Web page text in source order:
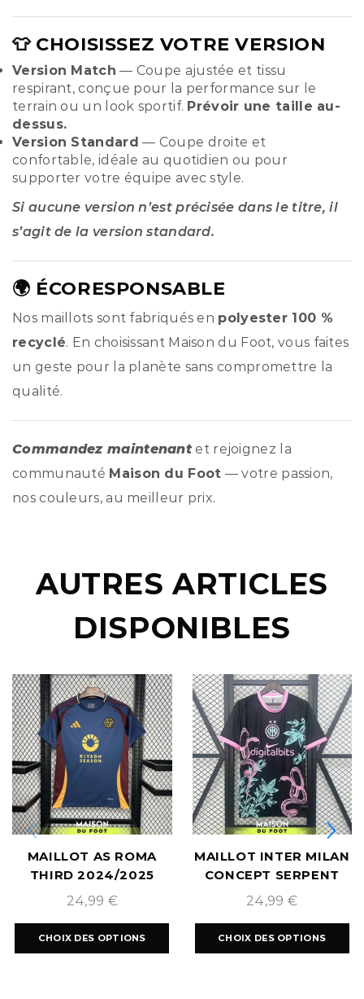
👕 CHOISISSEZ VOTRE VERSION
Version Match — Coupe ajustée et tissu
respirant, conçue pour la performance sur le
terrain ou un look sportif. Prévoir une taille au-
dessus.
Version Standard — Coupe droite et
confortable, idéale au quotidien ou pour
supporter votre équipe avec style.
Si aucune version n’est précisée dans le titre, il
s’agit de la version standard.
🌍 ÉCORESPONSABLE
Nos maillots sont fabriqués en polyester 100 %
recyclé. En choisissant Maison du Foot, vous faites
un geste pour la planète sans compromettre la
qualité.
Commandez maintenant et rejoignez la
communauté Maison du Foot — votre passion,
nos couleurs, au meilleur prix.
AUTRES ARTICLES
DISPONIBLES
MAILLOT AS ROMA
THIRD 2024/2025
24,99 €
CHOIX DES OPTIONS
MAILLOT INTER MILAN
CONCEPT SERPENT
ROSE 2024/2025
24,99 €
CHOIX DES OPTIONS